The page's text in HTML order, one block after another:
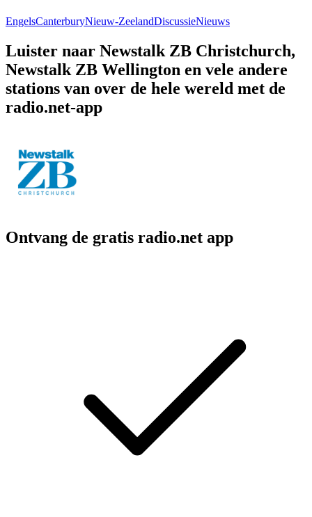
EngelsCanterburyNieuw-ZeelandDiscussieNieuws
Luister naar Newstalk ZB Christchurch,
Newstalk ZB Wellington en vele andere
stations van over de hele wereld met de
radio.net-app
Ontvang de gratis radio.net app